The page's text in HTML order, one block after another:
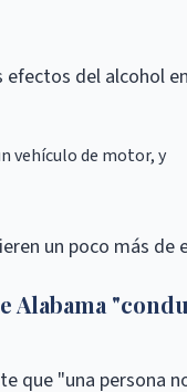
del alcohol
vehículo de motor, y
un poco más de
Alabama
que "una persona